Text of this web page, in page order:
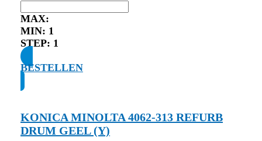
MAX:
MIN: 1
STEP: 1
BESTELLEN
KONICA MINOLTA 4062-313 REFURB
DRUM GEEL (Y)